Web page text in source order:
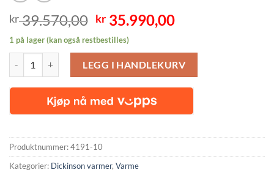
kr39.570,00 Opprinnelig
pris
var:
kr 39.570,00.
kr 35.990,00Nåværende
er:
kr 35.990,00.
1 på lager (kan også restbestilles)
LEGG I HANDLEKURV
Produktnummer:4191-10
Kategorier: Dickinson varmer, Varme